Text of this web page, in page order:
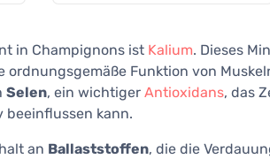
in Champignons ist Kalium. Dieses
Funktion von
Selen, ein wichtiger Antioxidans, das
beeinflussen kann.
an Ballaststoffen, die die